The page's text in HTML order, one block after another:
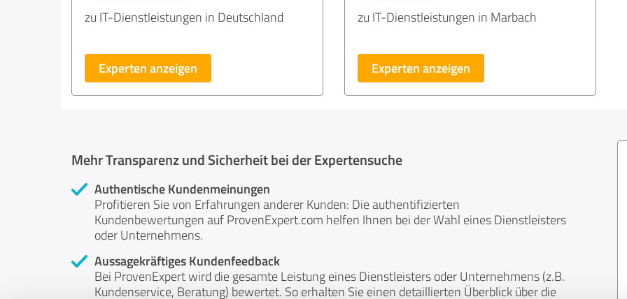
zu IT-Dienstleistungen in Deutschland
Experten anzeigen
zu IT-Dienstleistungen in Marbach
Experten anzeigen
Mehr Transparenz und Sicherheit bei der Expertensuche
Authentische Kundenmeinungen
Profitieren Sie von Erfahrungen anderer Kunden: Die authentifizierten
Kundenbewertungen auf ProvenExpert.com helfen Ihnen bei der Wahl eines Dienstleisters
oder Unternehmens.
Aussagekräftiges Kundenfeedback
Bei ProvenExpert wird die gesamte Leistung eines Dienstleisters oder Unternehmens (z.B.
Kundenservice, Beratung) bewertet. So erhalten Sie einen detaillierten Überblick über die